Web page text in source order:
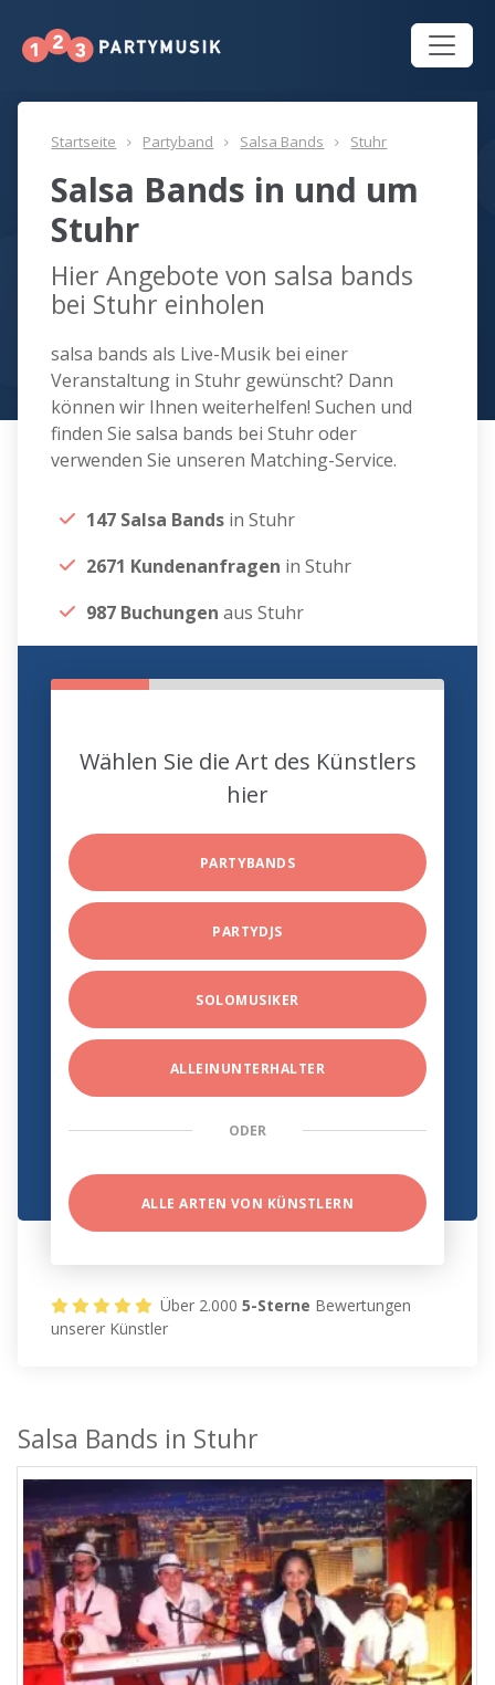
Startseite Partyband Salsa Bands Stuhr
Salsa Bands in und um
Stuhr
Hier Angebote von salsa bands
bei Stuhr einholen
salsa bands als Live-Musik bei einer
Veranstaltung in Stuhr gewünscht? Dann
können wir Ihnen weiterhelfen! Suchen und
finden Sie salsa bands bei Stuhr oder
verwenden Sie unseren Matching-Service.
147 Salsa Bands in Stuhr
2671 Kundenanfragen in Stuhr
987 Buchungen aus Stuhr
Wählen Sie die Art des Künstlers
hier
PARTYBANDS
PARTYDJS
SOLOMUSIKER
ALLEINUNTERHALTER
ODER
ALLE ARTEN VON KÜNSTLERN
Über 2.0005-Sterne Bewertungen
unserer Künstler
Salsa Bands in Stuhr